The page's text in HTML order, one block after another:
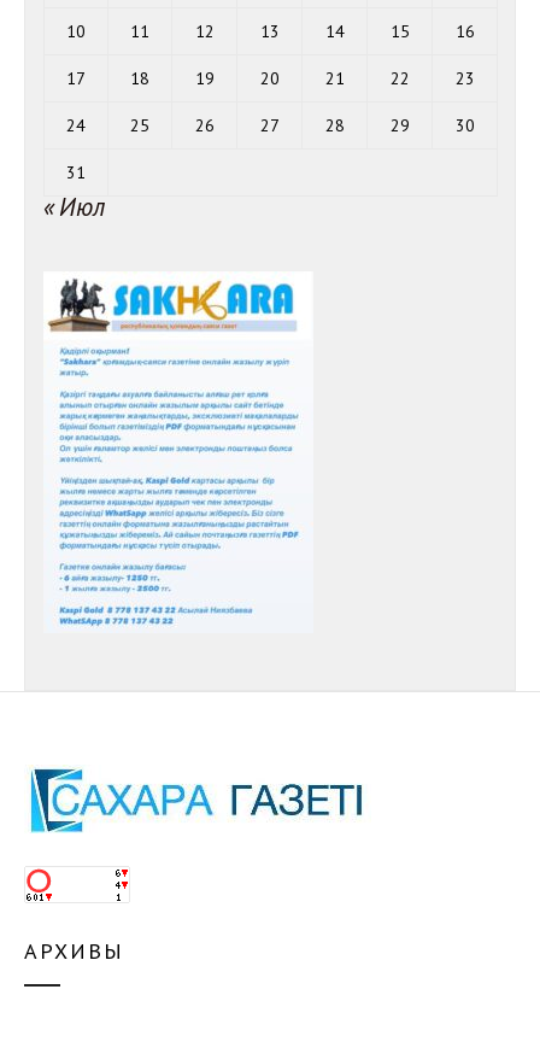
10 11 12 13 14 15 16
17 18 19 20 21 22 23
24 25 26 27 28 29 30
31
« Июл
АРХИВЫ